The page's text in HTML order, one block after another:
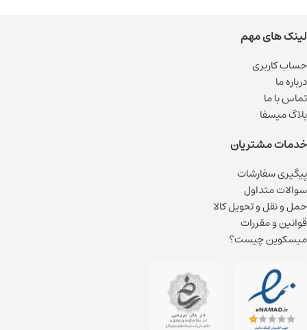
لینک های مهم
حساب کاربری
درباره ما
تماس با ما
بلاگ میسفا
خدمات مشتریان
پیگیری سفارشات
سوالات متداول
حمل و نقل و تحویل کالا
قوانین و مقررات
میسکوین چیست؟